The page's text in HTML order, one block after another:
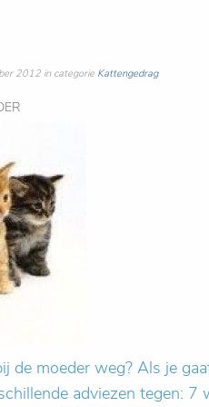
2012 in categorie Kattengedrag
de moeder weg? Als je
adviezen tegen: 7